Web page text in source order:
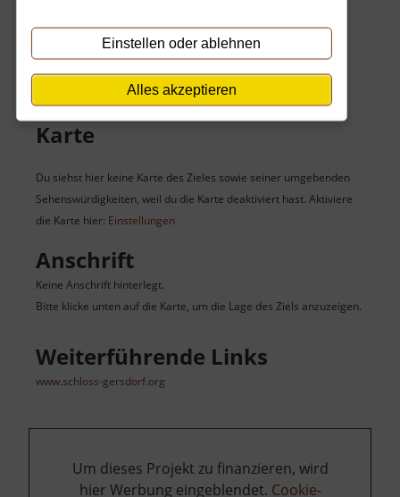
Einstellen oder ablehnen
Alles akzeptieren
Keine Angaben vorhanden.
Karte
Du siehst hier keine Karte des Zieles sowie seiner umgebenden
Sehenswürdigkeiten, weil du die Karte deaktiviert hast. Aktiviere
die Karte hier: Einstellungen
Anschrift
Keine Anschrift hinterlegt.
Bitte klicke unten auf die Karte, um die Lage des Ziels anzuzeigen.
Weiterführende Links
www.schloss-gersdorf.org
Um dieses Projekt zu finanzieren, wird
hier Werbung eingeblendet. Cookie-